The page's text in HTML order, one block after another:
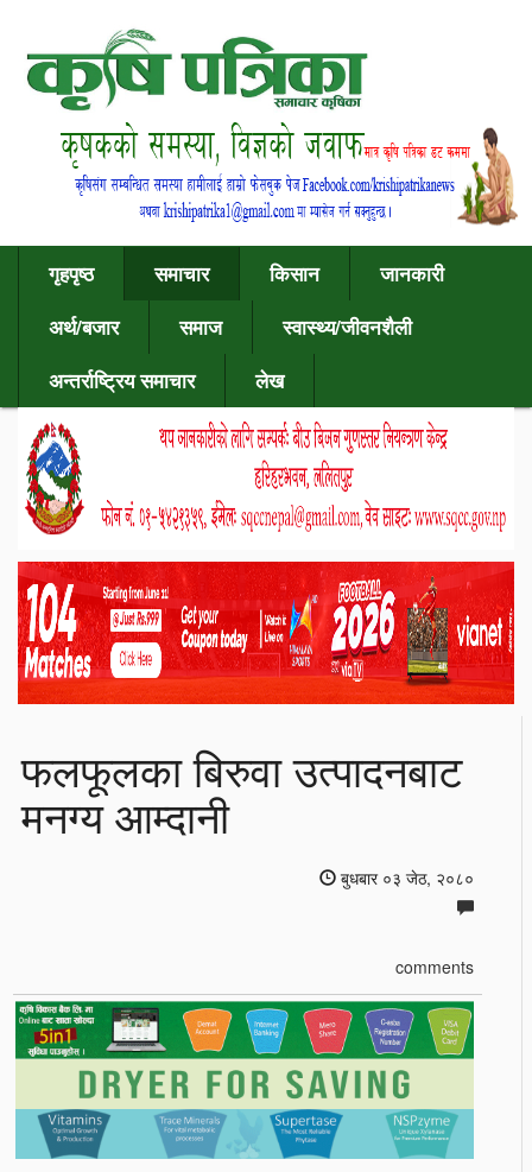
गृहपृष्ठ समाचार किसान
जानकारी
अर्थ/बजार
समाज
स्वास्थ्य/जीवनशैली
अन्तर्राष्ट्रिय समाचार
लेख
फलफूलका बिरुवा उत्पादनबाट
मनग्य आम्दानी
बुधबार ०३ जेठ, २०८०
comments